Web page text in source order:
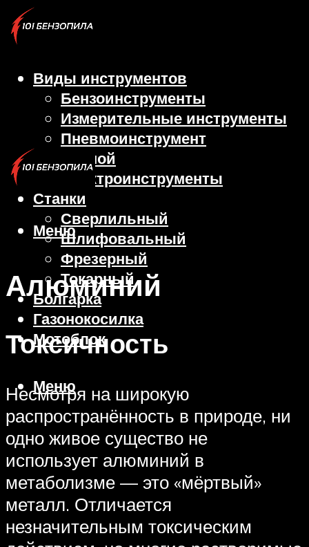
Виды инструментов
Бензоинструменты
Измерительные инструменты
Пневмоинструмент
Ручной
Электроинструменты
Станки
Сверлильный
Шлифовальный
Фрезерный
Токарный
Болгарка
Газонокосилка
Мотоблок
Меню
Меню
Алюминий
Токсичность
Несмотря на широкую
распространённость в природе, ни
одно живое существо не
использует алюминий в
метаболизме — это «мёртвый»
металл. Отличается
незначительным токсическим